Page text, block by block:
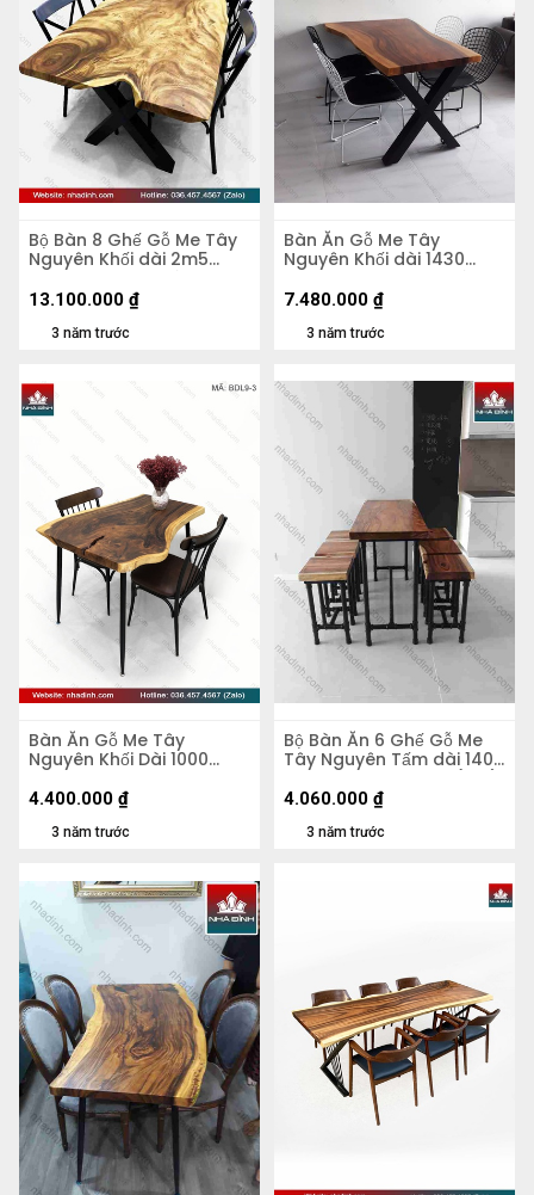
Bộ Bàn 8 Ghế Gỗ Me Tây
Nguyên Khối dài 2m5
(cm)
3 năm trước
13.100.000 ₫
Bàn Ăn Gỗ Me Tây
Nguyên Khối dài 1430
46 (mm)
3 năm trước
7.480.000 ₫
Bàn Ăn Gỗ Me Tây
Nguyên Khối Dài 1000
Rộng 590 - 870 dày 50
cao 750 (mm)
3 năm trước
4.400.000 ₫
Bộ Bàn Ăn 6 Ghế Gỗ Me
Tây Nguyên Tấm dài 140
rộng 53-66 dày 4,5 (cm)
3 năm trước
4.060.000 ₫